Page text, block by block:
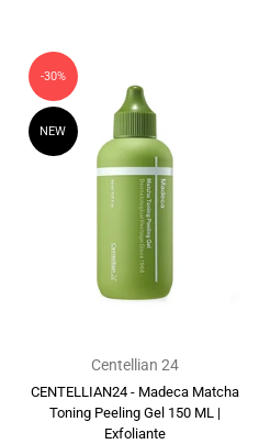
-30%
NEW
Centellian 24
CENTELLIAN24 - Madeca Matcha
Toning Peeling Gel 150 ML |
Exfoliante